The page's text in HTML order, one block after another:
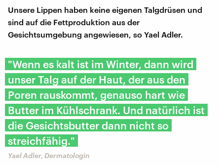
Unsere Lippen haben keine eigenen Talgdrüsen und
sind auf die Fettproduktion aus der
Gesichtsumgebung angewiesen, so Yael Adler.
"Wenn es kalt ist im Winter, dann wird
unser Talg auf der Haut, der aus den
Poren rauskommt, genauso hart wie
Butter im Kühlschrank. Und natürlich ist
die Gesichtsbutter dann nicht so
streichfähig."
Yael Adler, Dermatologin